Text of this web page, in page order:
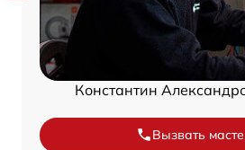
Константин
Вызвать